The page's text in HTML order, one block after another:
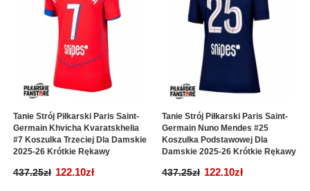
Tanie Strój Piłkarski Paris Saint-
Germain Khvicha Kvaratskhelia
#7 Koszulka Trzeciej Dla Damskie
2025-26 Krótkie Rękawy
437.25zł 122.10zł
Tanie Strój Piłkarski Paris Saint-
Germain Nuno Mendes #25
Koszulka Podstawowej Dla
Damskie 2025-26 Krótkie Rękawy
437.25zł 122.10zł